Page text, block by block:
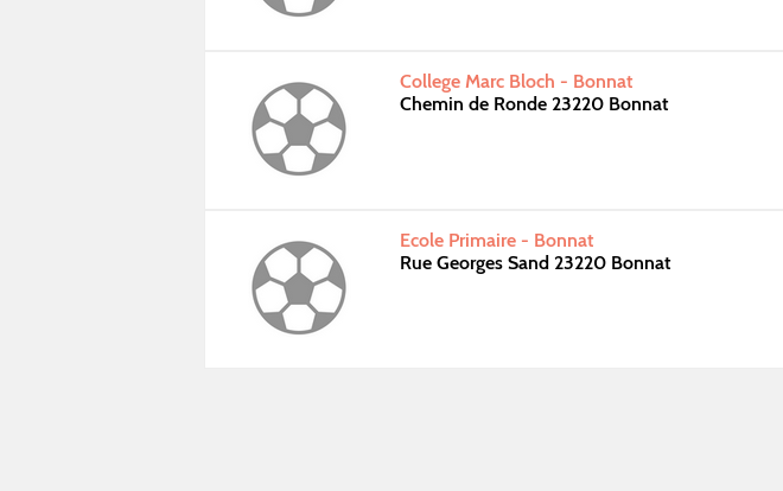
College Marc Bloch - Bonnat
Chemin de Ronde 23220 Bonnat
Ecole Primaire - Bonnat
Rue Georges Sand 23220 Bonnat